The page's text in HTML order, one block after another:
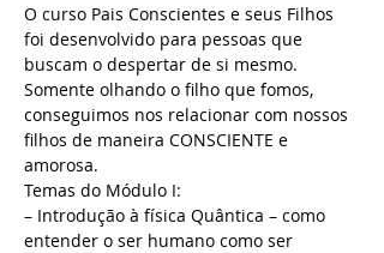
O curso Pais Conscientes e seus Filhos
foi desenvolvido para pessoas que
buscam o despertar de si mesmo.
Somente olhando o filho que fomos,
conseguimos nos relacionar com nossos
filhos de maneira CONSCIENTE e
amorosa.
Temas do Módulo I:
– Introdução à física Quântica – como
entender o ser humano como ser